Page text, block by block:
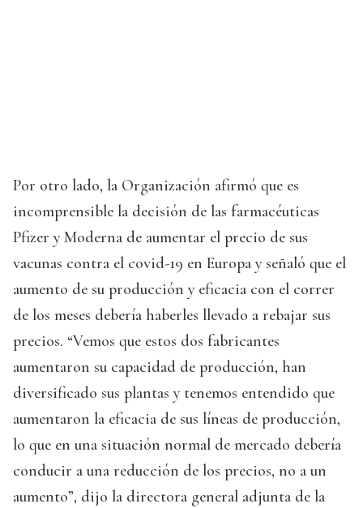
Por otro lado, la Organización afirmó que es
incomprensible la decisión de las farmacéuticas
Pfizer y Moderna de aumentar el precio de sus
vacunas contra el covid-19 en Europa y señaló que el
aumento de su producción y eficacia con el correr
de los meses debería haberles llevado a rebajar sus
precios. “Vemos que estos dos fabricantes
aumentaron su capacidad de producción, han
diversificado sus plantas y tenemos entendido que
aumentaron la eficacia de sus líneas de producción,
lo que en una situación normal de mercado debería
conducir a una reducción de los precios, no a un
aumento”, dijo la directora general adjunta de la